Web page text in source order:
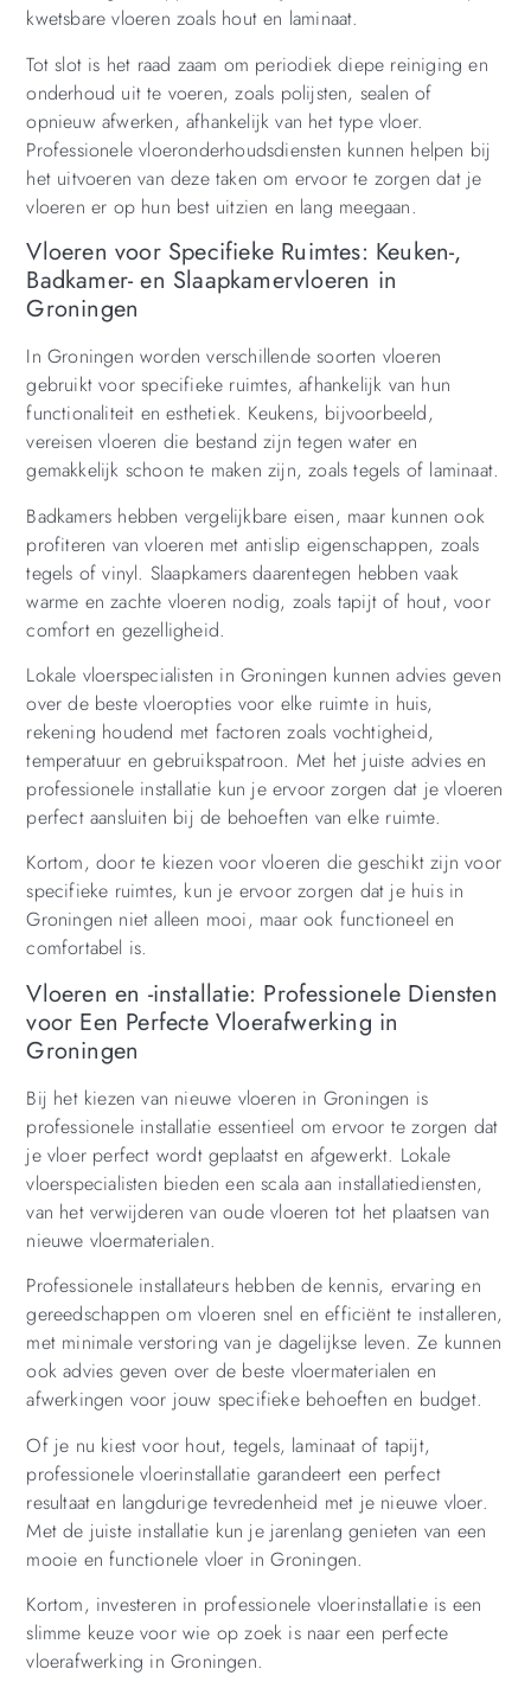
kwetsbare vloeren zoals hout en laminaat.
Tot slot is het raad zaam om periodiek diepe reiniging en
onderhoud uit te voeren, zoals polijsten, sealen of
opnieuw afwerken, afhankelijk van het type vloer.
Professionele vloeronderhoudsdiensten kunnen helpen bij
het uitvoeren van deze taken om ervoor te zorgen dat je
vloeren er op hun best uitzien en lang meegaan.
Vloeren voor Specifieke Ruimtes: Keuken-,
Badkamer- en Slaapkamervloeren in
Groningen
In Groningen worden verschillende soorten vloeren
gebruikt voor specifieke ruimtes, afhankelijk van hun
functionaliteit en esthetiek. Keukens, bijvoorbeeld,
vereisen vloeren die bestand zijn tegen water en
gemakkelijk schoon te maken zijn, zoals tegels of laminaat.
Badkamers hebben vergelijkbare eisen, maar kunnen ook
profiteren van vloeren met antislip eigenschappen, zoals
tegels of vinyl. Slaapkamers daarentegen hebben vaak
warme en zachte vloeren nodig, zoals tapijt of hout, voor
comfort en gezelligheid.
Lokale vloerspecialisten in Groningen kunnen advies geven
over de beste vloeropties voor elke ruimte in huis,
rekening houdend met factoren zoals vochtigheid,
temperatuur en gebruikspatroon. Met het juiste advies en
professionele installatie kun je ervoor zorgen dat je vloeren
perfect aansluiten bij de behoeften van elke ruimte.
Kortom, door te kiezen voor vloeren die geschikt zijn voor
specifieke ruimtes, kun je ervoor zorgen dat je huis in
Groningen niet alleen mooi, maar ook functioneel en
comfortabel is.
Vloeren en -installatie: Professionele Diensten
voor Een Perfecte Vloerafwerking in
Groningen
Bij het kiezen van nieuwe vloeren in Groningen is
professionele installatie essentieel om ervoor te zorgen dat
je vloer perfect wordt geplaatst en afgewerkt. Lokale
vloerspecialisten bieden een scala aan installatiediensten,
van het verwijderen van oude vloeren tot het plaatsen van
nieuwe vloermaterialen.
Professionele installateurs hebben de kennis, ervaring en
gereedschappen om vloeren snel en efficiënt te installeren,
met minimale verstoring van je dagelijkse leven. Ze kunnen
ook advies geven over de beste vloermaterialen en
afwerkingen voor jouw specifieke behoeften en budget.
Of je nu kiest voor hout, tegels, laminaat of tapijt,
professionele vloerinstallatie garandeert een perfect
resultaat en langdurige tevredenheid met je nieuwe vloer.
Met de juiste installatie kun je jarenlang genieten van een
mooie en functionele vloer in Groningen.
Kortom, investeren in professionele vloerinstallatie is een
slimme keuze voor wie op zoek is naar een perfecte
vloerafwerking in Groningen.